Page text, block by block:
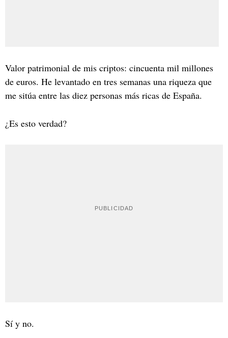
Valor patrimonial de mis criptos: cincuenta mil millones
de euros. He levantado en tres semanas una riqueza que
me sitúa entre las diez personas más ricas de España.
¿Es esto verdad?
Sí y no.